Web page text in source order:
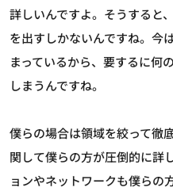
詳しいんですよ。そうすると
を出すしかないんですね。今
まっているから、要するに何
しまうんですね。
僕らの場合は領域を絞って徹
関して僕らの方が圧倒的に詳
ョンやネットワークも僕らの